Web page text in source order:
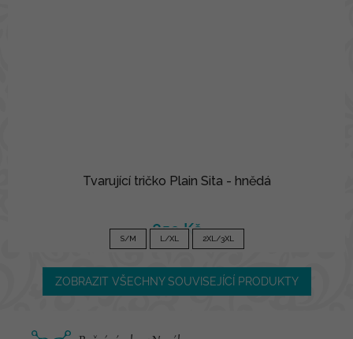
Tvarující tričko Plain Sita - hnědá
850 Kč
S/M L/XL 2XL/3XL
ZOBRAZIT VŠECHNY SOUVISEJÍCÍ PRODUKTY